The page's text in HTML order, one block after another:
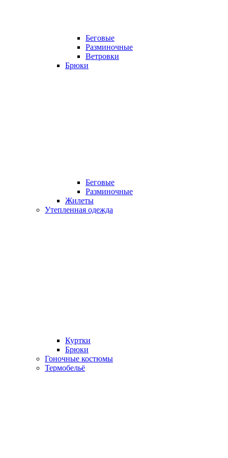
Беговые
Разминочные
Ветровки
Брюки
Беговые
Разминочные
Жилеты
Утепленная одежда
Куртки
Брюки
Гоночные костюмы
Термобельё